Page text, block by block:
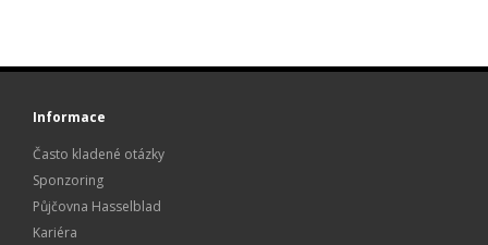
Informace
Často kladené otázky
Sponzoring
Půjčovna Hasselblad
Kariéra